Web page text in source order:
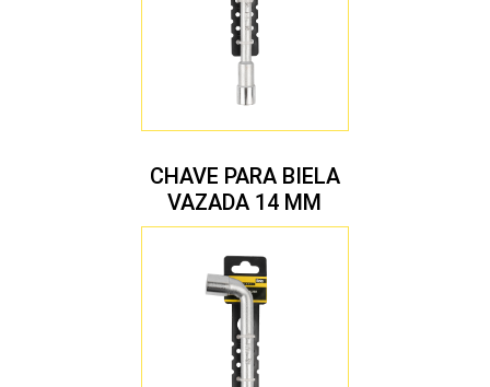
CHAVE PARA BIELA
VAZADA 14 MM